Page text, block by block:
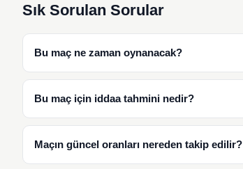
Sık Sorulan Sorular
Bu maç ne zaman oynanacak?
Bu maç için iddaa tahmini nedir?
Maçın güncel oranları nereden takip edilir?